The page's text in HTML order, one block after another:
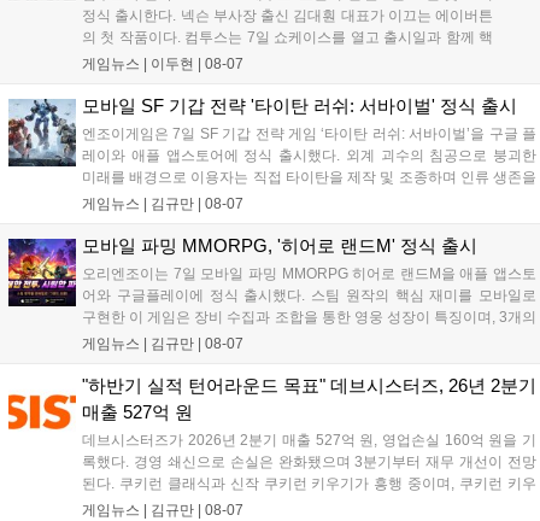
정식 출시한다. 넥슨 부사장 출신 김대훤 대표가 이끄는 에이버튼
의 첫 작품이다. 컴투스는 7일 쇼케이스를 열고 출시일과 함께 핵
심 콘텐츠, 유료화 정책, 운영 방향을 공개했다. 캐릭터명 선점은
의 오만으로 균열이...
게임뉴스 | 이두현 08-07
모바일 SF 기갑 전략 '타이탄 러쉬: 서바이벌' 정식 출시
엔조이게임은 7일 SF 기갑 전략 게임 ‘타이탄 러쉬: 서바이벌’을 구글 플
레이와 애플 앱스토어에 정식 출시했다. 외계 괴수의 침공으로 붕괴한
미래를 배경으로 이용자는 직접 타이탄을 제작 및 조종하며 인류 생존을
위한 전투를 펼친다. 지휘관 모집, 피난처 운영, 연맹 협동 콘텐츠가 특징
지원 보상을 제공한다. 상세 내용은 공식 커뮤니티에서 확인 가능하다....
게임뉴스 | 김규만 08-07
모바일 파밍 MMORPG, '히어로 랜드M' 정식 출시
오리엔조이는 7일 모바일 파밍 MMORPG 히어로 랜드M을 애플 앱스토
어와 구글플레이에 정식 출시했다. 스팀 원작의 핵심 재미를 모바일로
구현한 이 게임은 장비 수집과 조합을 통한 영웅 성장이 특징이며, 3개의
무기 스킬을 활용한 전략적 전투와 길드전 등 다양한 콘텐츠를 제공한
혜택을 지급하며, 상세 내용은 공식 라운지에서 확인할 수 있다. 이용자
는 게임 접속 및 주요 콘텐츠 플레이를 통해 성장을 지원받을 수 있다....
게임뉴스 | 김규만 08-07
"하반기 실적 턴어라운드 목표" 데브시스터즈, 26년 2분기
매출 527억 원
데브시스터즈가 2026년 2분기 매출 527억 원, 영업손실 160억 원을 기
록했다. 경영 쇄신으로 손실은 완화됐으며 3분기부터 재무 개선이 전망
된다. 쿠키런 클래식과 신작 쿠키런 키우기가 흥행 중이며, 쿠키런 키우
기는 13일 첫 업데이트를 시작으로 2주 간격의 콘텐츠를 제공한다. 또한
게임뉴스 | 김규만 08-07